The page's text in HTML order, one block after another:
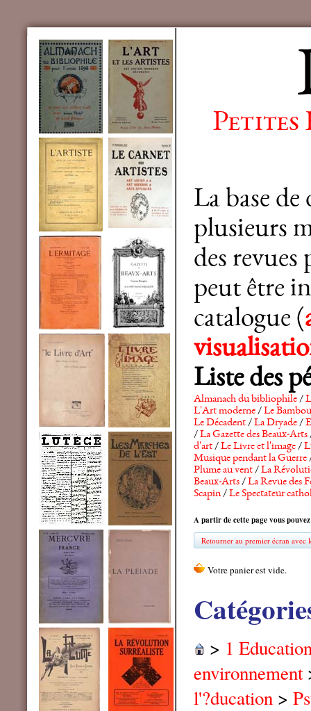
Petites
La base
plusieurs
des revues
peut être
catalogue (
Liste des
Almanach du bibliophile/
L'Art moderne/Le Bambou
Le Décadent/La Dryade/
/La Gazette des Beaux-Arts
d'art/Le Livre et l'image/
Musique pendant la Guerre
Plume au vent/La
Beaux-Arts/La Revue des
Scapin/Le Spectateur
A partir de cette page vous
Retourner au premier écran avec
> 1
environnement
l'?ducation >